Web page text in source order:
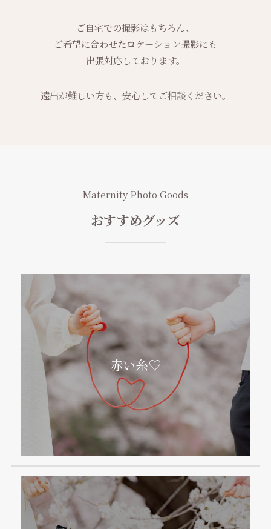
ご自宅での撮影はもちろん、
ご希望に合わせたロケーション撮影にも
出張対応しております。
遠出が難しい方も、安心してご相談ください。
Maternity Photo Goods
おすすめグッズ
赤い糸♡